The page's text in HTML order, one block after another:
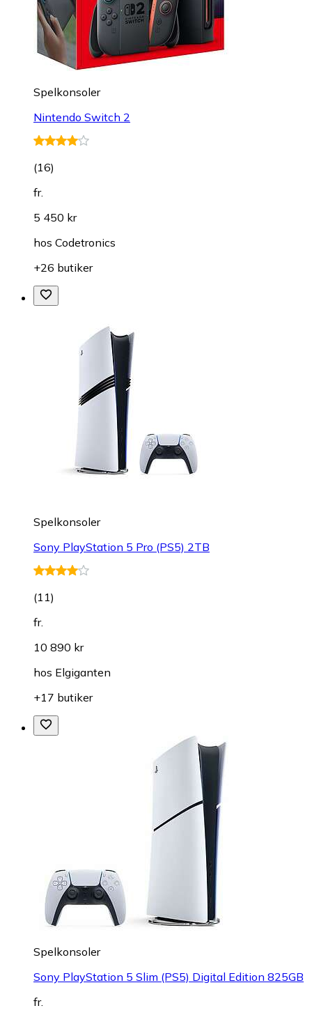
Spelkonsoler
Nintendo Switch 2
(16)
fr.
5 450 kr
hos Codetronics
+26 butiker
Spelkonsoler
Sony PlayStation 5 Pro (PS5) 2TB
(11)
fr.
10 890 kr
hos Elgiganten
+17 butiker
Spelkonsoler
Sony PlayStation 5 Slim (PS5) Digital Edition 825GB
fr.